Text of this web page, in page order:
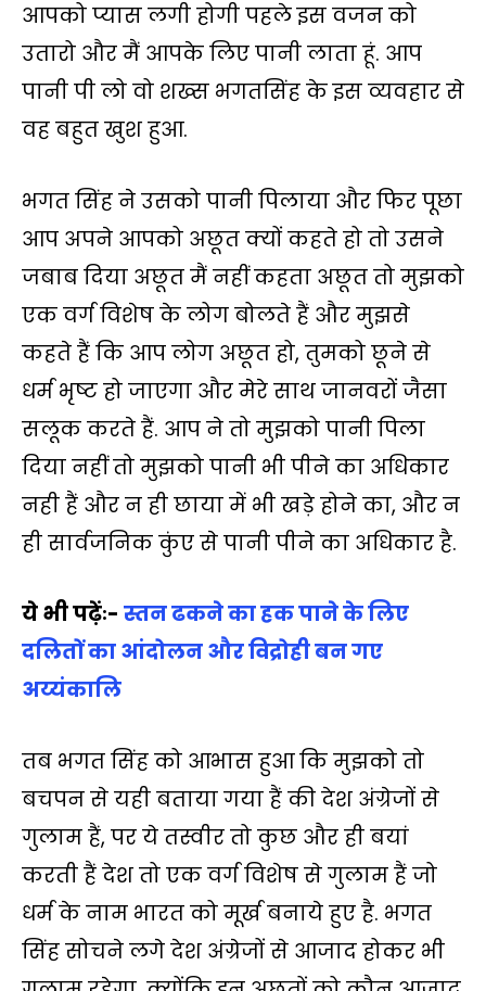
आपको प्यास लगी होगी पहले इस वजन को
उतारो और मैं आपके लिए पानी लाता हूं. आप
पानी पी लो वो शख्स भगतसिंह के इस व्यवहार से
वह बहुत खुश हुआ.
भगत सिंह ने उसको पानी पिलाया और फिर पूछा
आप अपने आपको अछूत क्यों कहते हो तो उसने
जबाब दिया अछूत मैं नहीं कहता अछूत तो मुझको
एक वर्ग विशेष के लोग बोलते हैं और मुझसे
कहते हैं कि आप लोग अछूत हो, तुमको छूने से
धर्म भृष्ट हो जाएगा और मेरे साथ जानवरों जैसा
सलूक करते हैं. आप ने तो मुझको पानी पिला
दिया नहीं तो मुझको पानी भी पीने का अधिकार
नही हैं और न ही छाया में भी खड़े होने का, और न
ही सार्वजनिक कुंए से पानी पीने का अधिकार है.
ये भी पढ़ेंः- स्तन ढकने का हक पाने के लिए
दलितों का आंदोलन और विद्रोही बन गए
अय्यंकालि
तब भगत सिंह को आभास हुआ कि मुझको तो
बचपन से यही बताया गया हैं की देश अंग्रेजों से
गुलाम हैं, पर ये तस्वीर तो कुछ और ही बयां
करती हैं देश तो एक वर्ग विशेष से गुलाम हैं जो
धर्म के नाम भारत को मूर्ख बनाये हुए है. भगत
सिंह सोचने लगे देश अंग्रेजों से आजाद होकर भी